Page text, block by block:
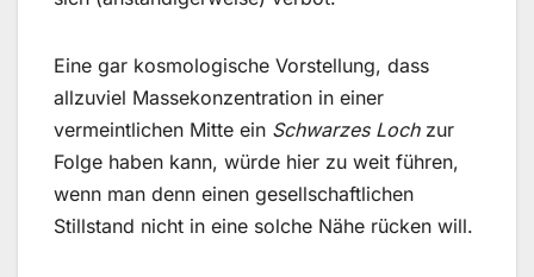
Eine gar kosmologische Vorstellung, dass
allzuviel Massekonzentration in einer
vermeintlichen Mitte ein Schwarzes Lochzur
Folge haben kann, würde hier zu weit führen,
wenn man denn einen gesellschaftlichen
Stillstand nicht in eine solche Nähe rücken will.